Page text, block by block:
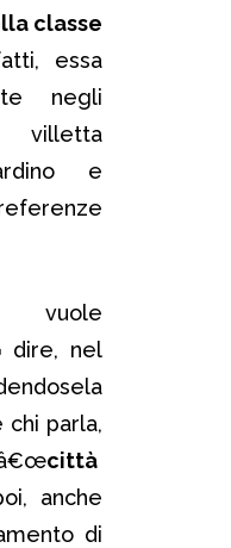
classe
essa
negli
e
vuole
dire, nel
chi parla,
città
anche
di